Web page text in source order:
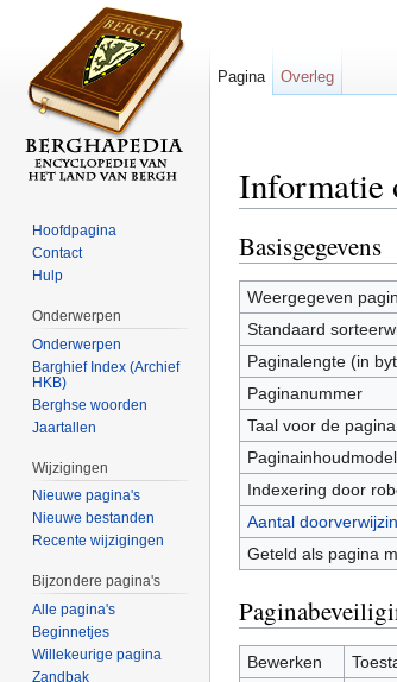
Informatie
Basisgegevens
Weergegeven
Standaard
Paginalengte (in
Paginanummer
Taal voor de pagina
Paginainhoudmodel
Indexering door
Aantal
Geteld als pagina
Bewerken
Pagina Overleg
Hoofdpagina
Contact
Hulp
Onderwerpen
Onderwerpen
Barghief Index (Archief
HKB)
Berghse woorden
Jaartallen
Wijzigingen
Nieuwe pagina's
Nieuwe bestanden
Recente wijzigingen
Bijzondere pagina's
Alle pagina's
Beginnetjes
Willekeurige pagina
Zandbak